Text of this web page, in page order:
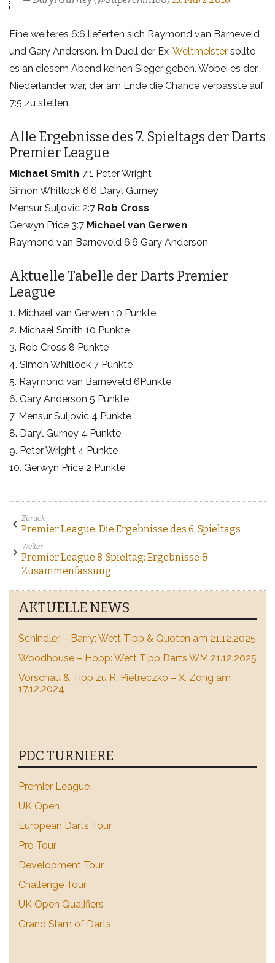
Eine weiteres 6:6 lieferten sich Raymond van Barneveld
und Gary Anderson. Im Duell der Ex-Weltmeister sollte
es an diesem Abend keinen Sieger geben. Wobei es der
Niederländer war, der am Ende die Chance verpasste auf
7:5 zu stellen.
Alle Ergebnisse des 7. Spieltags der Darts
Premier League
Michael Smith 7:1 Peter Wright
Simon Whitlock 6:6 Daryl Gurney
Mensur Suljovic 2:7 Rob Cross
Gerwyn Price 3:7 Michael van Gerwen
Raymond van Barneveld 6:6 Gary Anderson
Aktuelle Tabelle der Darts Premier
League
1. Michael van Gerwen 10 Punkte
2. Michael Smith 10 Punkte
3. Rob Cross 8 Punkte
4. Simon Whitlock 7 Punkte
5. Raymond van Barneveld 6Punkte
6. Gary Anderson 5 Punkte
7. Mensur Suljovic 4 Punkte
8. Daryl Gurney 4 Punkte
9. Peter Wright 4 Punkte
10. Gerwyn Price 2 Punkte
Zurück
Premier League: Die Ergebnisse des 6. Spieltags
Weiter
Premier League 8. Spieltag: Ergebnisse &
Zusammenfassung
AKTUELLE NEWS
Schindler – Barry: Wett Tipp & Quoten am 21.12.2025
Woodhouse – Hopp: Wett Tipp Darts WM 21.12.2025
Vorschau & Tipp zu R. Pietreczko – X. Zong am
17.12.2024
PDC TURNIERE
Premier League
UK Open
European Darts Tour
Pro Tour
Development Tour
Challenge Tour
UK Open Qualifiers
Grand Slam of Darts